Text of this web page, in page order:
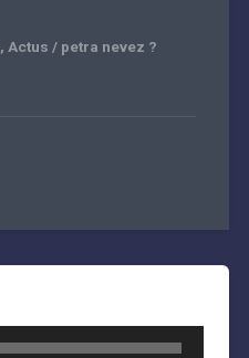
, Actus / petra nevez ?